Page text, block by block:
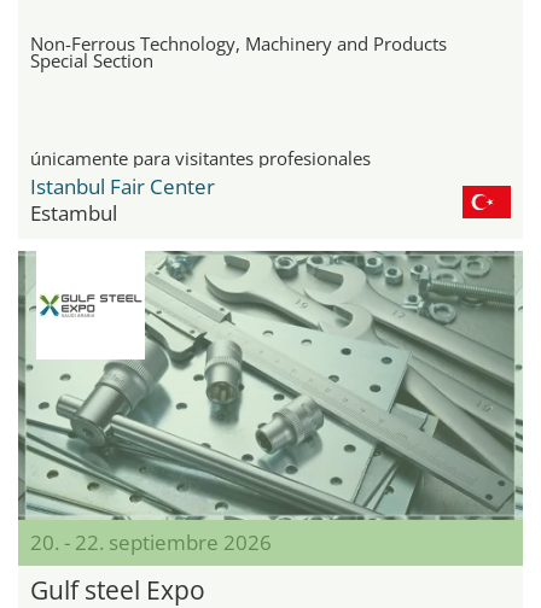
Non-Ferrous Technology, Machinery and Products
Special Section
únicamente para visitantes profesionales
Istanbul Fair Center
Estambul
20. - 22. septiembre 2026
Gulf steel Expo